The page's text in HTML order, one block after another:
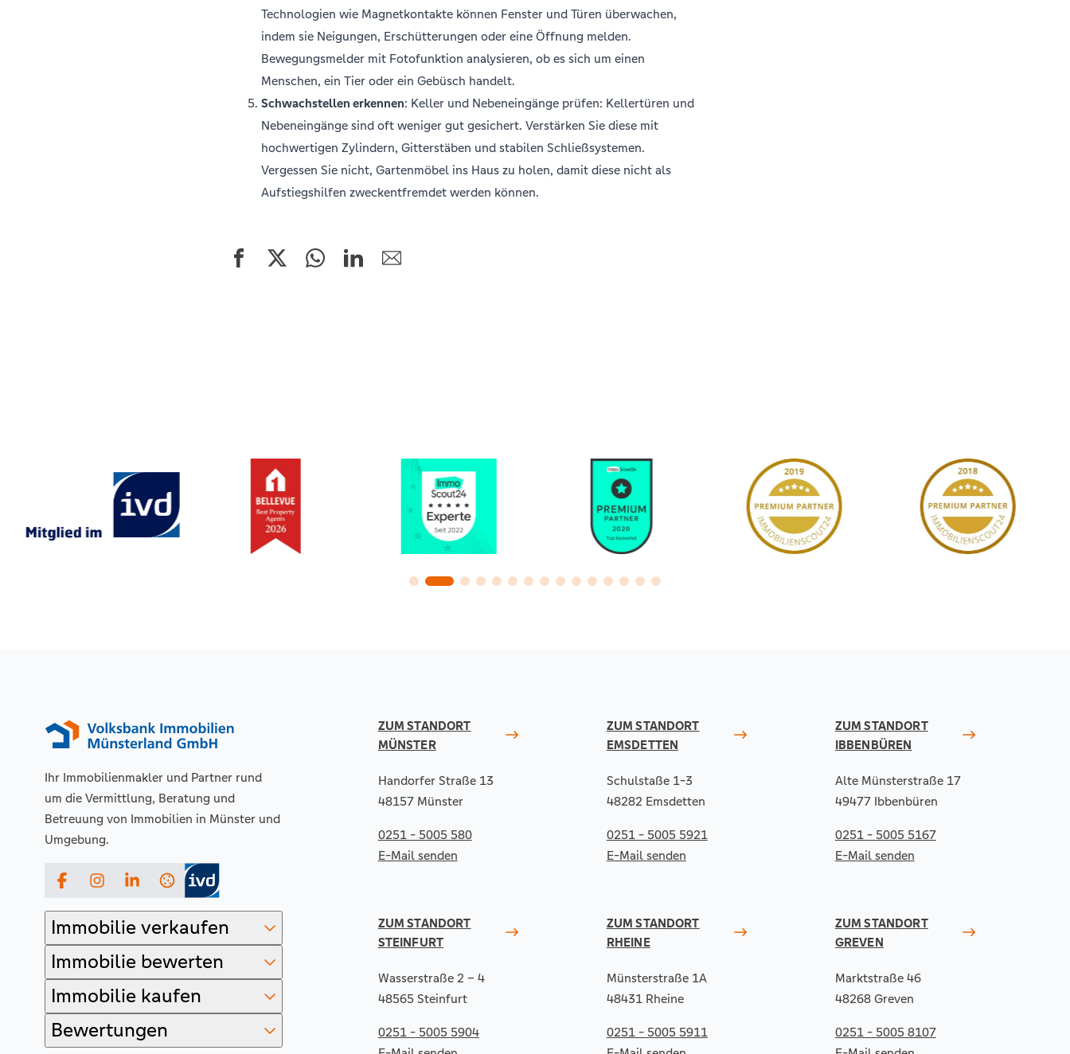
Technologien wie Magnetkontakte können Fenster und Türen überwachen,
indem sie Neigungen, Erschütterungen oder eine Öffnung melden.
Bewegungsmelder mit Fotofunktion analysieren, ob es sich um einen
Menschen, ein Tier oder ein Gebüsch handelt.
Schwachstellen erkennen: Keller und Nebeneingänge prüfen: Kellertüren und
Nebeneingänge sind oft weniger gut gesichert. Verstärken Sie diese mit
hochwertigen Zylindern, Gitterstäben und stabilen Schließsystemen.
Vergessen Sie nicht, Gartenmöbel ins Haus zu holen, damit diese nicht als
Aufstiegshilfen zweckentfremdet werden können.
Ihr Immobilienmakler und Partner rund
um die Vermittlung, Beratung und
Betreuung von Immobilien in Münster und
Umgebung.
FacebookInstagramLinkedIn
Immobilie verkaufen
Immobilie bewerten
Immobilie kaufen
Bewertungen
ZUM STANDORT
MÜNSTER
Handorfer Straße 13
48157 Münster
0251 - 5005 580
E-Mail senden
ZUM STANDORT
EMSDETTEN
Schulstaße 1-3
48282 Emsdetten
0251 - 5005 5921
E-Mail senden
ZUM STANDORT
IBBENBÜREN
Alte Münsterstraße 17
49477 Ibbenbüren
0251 - 5005 5167
E-Mail senden
ZUM STANDORT
STEINFURT
Wasserstraße 2 – 4
48565 Steinfurt
0251 - 5005 5904
ZUM STANDORT
RHEINE
Münsterstraße 1A
48431 Rheine
0251 - 5005 5911
ZUM STANDORT
GREVEN
Marktstraße 46
48268 Greven
0251 - 5005 8107